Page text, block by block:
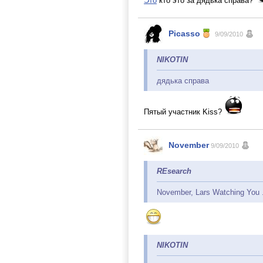
Picasso 9/09/2010
NIKOTIN
дядька справа
Пятый участник Kiss?
November 9/09/2010
REsearch
November, Lars Watching You
NIKOTIN